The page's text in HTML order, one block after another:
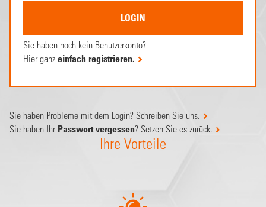
Ihre Vorteile
Sie haben noch kein Benutzerkonto?
Hier ganz einfach registrieren.
Sie haben Probleme mit dem Login? Schreiben Sie uns.
Sie haben Ihr Passwort vergessen? Setzen Sie es zurück.